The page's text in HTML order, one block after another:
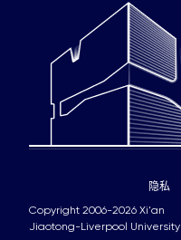
Copyright 2006-2026 Xi'an
Jiaotong-Liverpool University
隐私